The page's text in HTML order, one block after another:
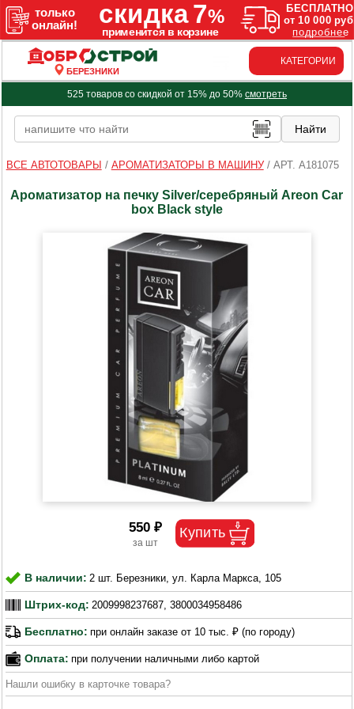
БЕРЕЗНИКИ
КАТЕГОРИИ
525 товаров со скидкой от 15% до 50% смотреть
ВСЕ АВТОТОВАРЫ / АРОМАТИЗАТОРЫ В МАШИНУ/ АРТ. A181075
Ароматизатор на печку Silver/серебряный Areon Car
box Black style
550 ₽
В наличии: 2 шт. Березники, ул. Карла Маркса, 105
Штрих-код: 2009998237687, 3800034958486
Бесплатно: при онлайн заказе от 10 тыс. ₽ (по городу)
Оплата: при получении наличными либо картой
Нашли ошибку в карточке товара?